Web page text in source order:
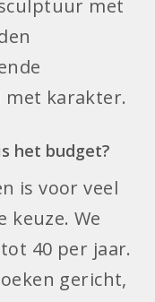
met
met karakter.
het budget?
is voor veel
keuze. We
40 per jaar.
gericht,